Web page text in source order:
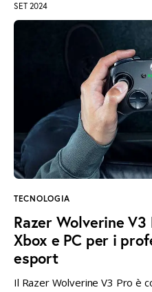
SET 2024
TECNOLOGIA
Razer Wolverine
Xbox e PC per i
esport
Il Razer Wolverine V3 Pro è